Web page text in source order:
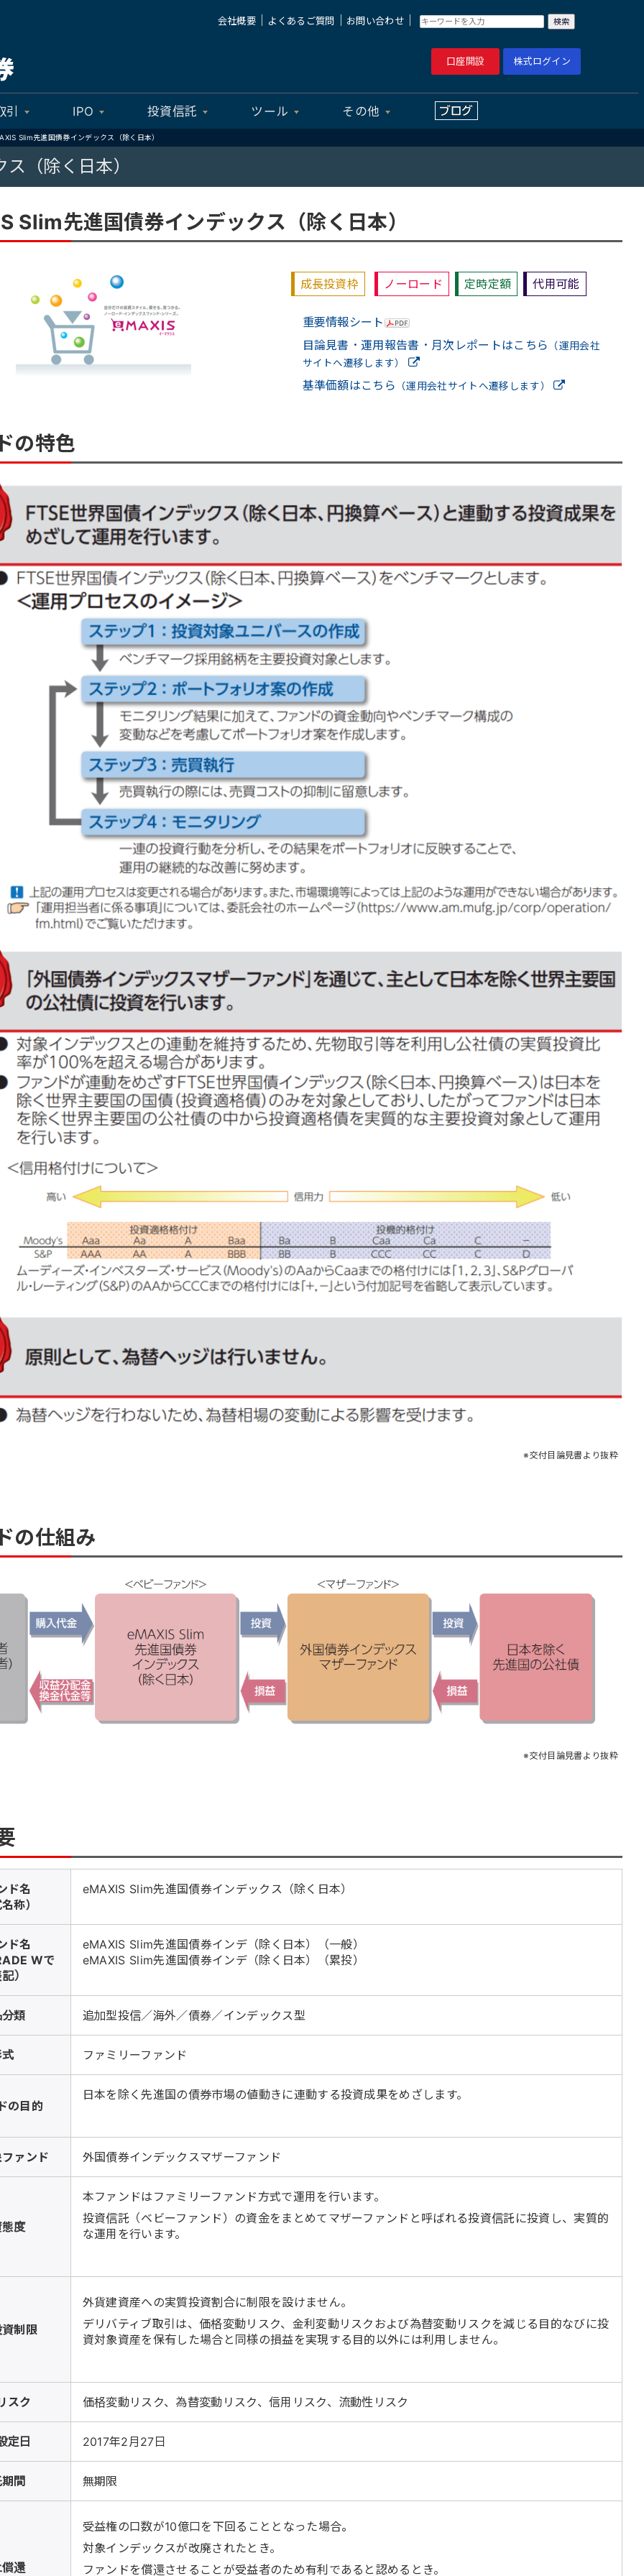
会社概要 よくあるご質問 お問い合わせ｜
口座開設 株式ログイン
IPO 投資信託 ツール その他
Slim先進国債券インデックス（除く日本）
（除く日本）
Slim先進国債券インデックス（除く日本）
成長投資枠 ノーロード 定時定額 代用可能
重要情報シート
目論見書・運用報告書・月次レポートはこちら
（運用会社
サイトへ遷移します）
基準価額はこちら （運用会社サイトへ遷移します）
の特色
交付目論見書より抜粋
の仕組み
交付目論見書より抜粋
ド名
称）
eMAXIS Slim先進国債券インデックス（除く日本）
ド名
Wで
）
eMAXIS Slim先進国債券インデ（除く日本）（一般）
eMAXIS Slim先進国債券インデ（除く日本）（累投）
類 追加型投信／海外／債券／インデックス型
ファミリーファンド
の目的
日本を除く先進国の債券市場の値動きに連動する投資成果をめざします。
ァンド 外国債券インデックスマザーファンド
度
本ファンドはファミリーファンド方式で運用を行います。
投資信託（ベビーファンド）の資金をまとめてマザーファンドと呼ばれる投資信託に投資し、実質的
な運用を行います。
制限
外貨建資産への実質投資割合に制限を設けません。
デリバティブ取引は、価格変動リスク、金利変動リスクおよび為替変動リスクを減じる目的なびに投
資対象資産を保有した場合と同様の損益を実現する目的以外には利用しません。
スク 価格変動リスク、為替変動リスク、信用リスク、流動性リスク
定日 2017年2月27日
間 無期限
還
受益権の口数が10億口を下回ることとなった場合。
対象インデックスが改廃されたとき。
ファンドを償還させることが受益者のため有利であると認めるとき。